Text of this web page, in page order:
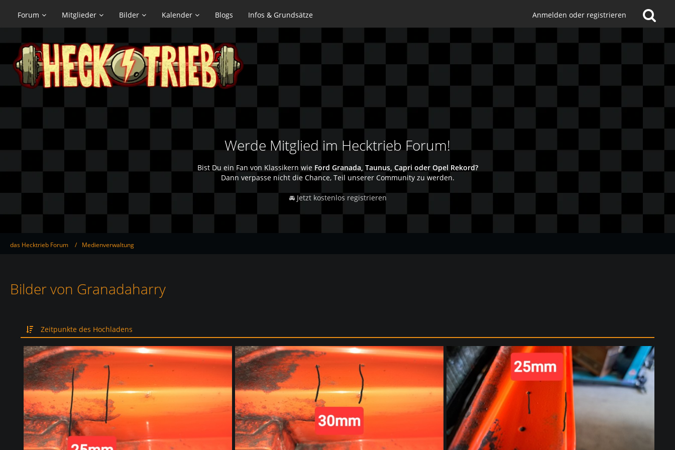
Forum Mitglieder Bilder Kalender Blogs Infos & Grundsätze Anmelden oder registrieren
Werde Mitglied im Hecktrieb Forum!
Bist Du ein Fan von Klassikern wie Ford Granada, Taunus, Capri oder Opel Rekord?
Dann verpasse nicht die Chance, Teil unserer Community zu werden.
🚘 Jetzt kostenlos registrieren
das Hecktrieb Forum Medienverwaltung
Bilder von Granadaharry
Zeitpunkte des Hochladens